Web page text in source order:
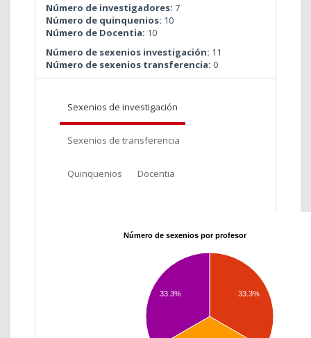
Número de investigadores: 7
Número de quinquenios: 10
Número de Docentia: 10
Número de sexenios investigación: 11
Número de sexenios transferencia: 0
Sexenios de investigación
Sexenios de transferencia
Quinquenios Docentia
Número de sexenios por profesor
33.3%
33.3%